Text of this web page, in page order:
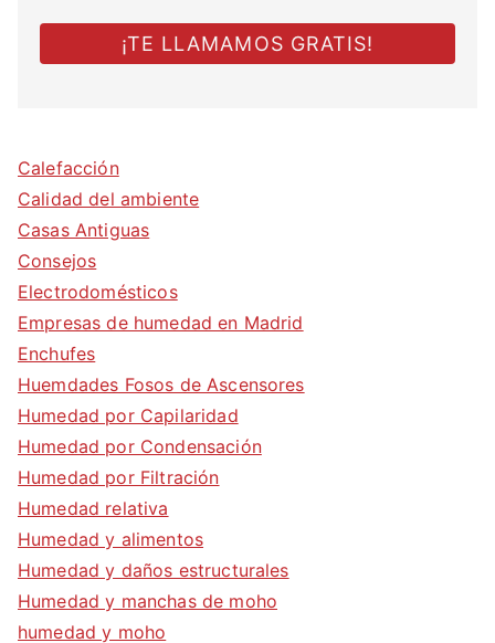
Calefacción
Calidad del ambiente
Casas Antiguas
Consejos
Electrodomésticos
Empresas de humedad en Madrid
Enchufes
Huemdades Fosos de Ascensores
Humedad por Capilaridad
Humedad por Condensación
Humedad por Filtración
Humedad relativa
Humedad y alimentos
Humedad y daños estructurales
Humedad y manchas de moho
humedad y moho